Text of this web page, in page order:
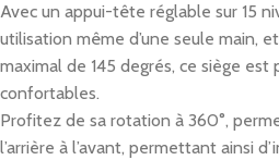
Avec un appui-tête réglable sur 15
utilisation même d’une seule main,
maximal de 145 degrés, ce siège
confortables.
Profitez de sa rotation à 360°,
l’arrière à l’avant, permettant ainsi